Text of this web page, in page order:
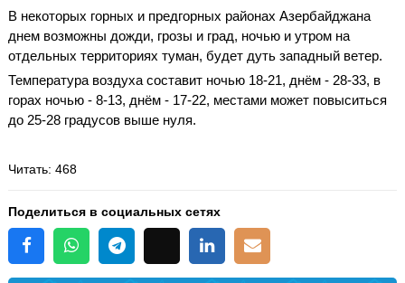
В некоторых горных и предгорных районах Азербайджана
днем возможны дожди, грозы и град, ночью и утром на
отдельных территориях туман, будет дуть западный ветер.
Температура воздуха составит ночью 18-21, днём - 28-33, в
горах ночью - 8-13, днём - 17-22, местами может повыситься
до 25-28 градусов выше нуля.
Читать: 468
Поделиться в социальных сетях